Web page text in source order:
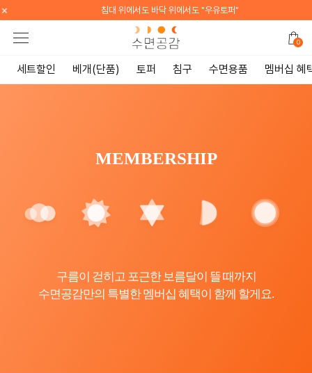
침대 위에서도 바닥 위에서도 "우유토퍼"
0
세트할인 베개(단품) 토퍼 침구 수면용품 멤버십 혜
MEMBERSHIP
구름이 걷히고 포근한 보름달이 뜰 때까지
수면공감만의 특별한 멤버십 혜택이 함께 할게요.